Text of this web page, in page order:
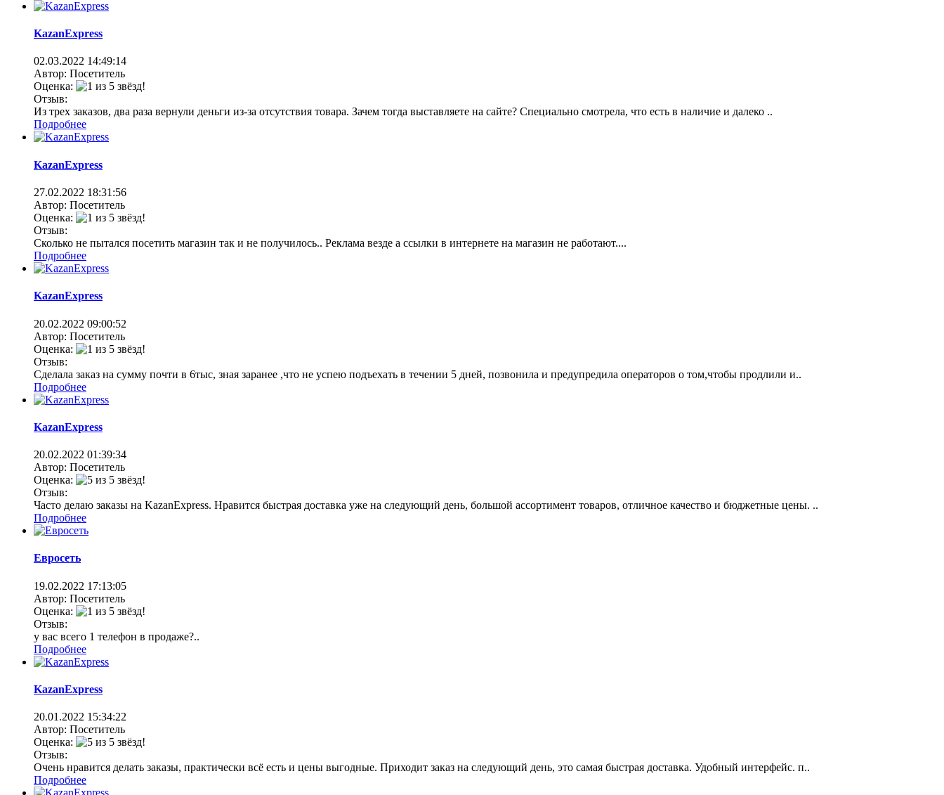
KazanExpress
02.03.2022 14:49:14
Автор: Посетитель
Оценка:
Отзыв:
Из трех заказов, два раза вернули деньги из-за отсутствия товара. Зачем тогда выставляете на сайте? Специально смотрела, что есть в наличие и далеко ..
Подробнее
KazanExpress
27.02.2022 18:31:56
Автор: Посетитель
Оценка:
Отзыв:
Сколько не пытался посетить магазин так и не получилось.. Реклама везде а ссылки в интернете на магазин не работают....
Подробнее
KazanExpress
20.02.2022 09:00:52
Автор: Посетитель
Оценка:
Отзыв:
Сделала заказ на сумму почти в 6тыс, зная заранее ,что не успею подъехать в течении 5 дней, позвонила и предупредила операторов о том,чтобы продлили и..
Подробнее
KazanExpress
20.02.2022 01:39:34
Автор: Посетитель
Оценка:
Отзыв:
Часто делаю заказы на KazanExpress. Нравится быстрая доставка уже на следующий день, большой ассортимент товаров, отличное качество и бюджетные цены. ..
Подробнее
Евросеть
19.02.2022 17:13:05
Автор: Посетитель
Оценка:
Отзыв:
у вас всего 1 телефон в продаже?..
Подробнее
KazanExpress
20.01.2022 15:34:22
Автор: Посетитель
Оценка:
Отзыв:
Очень нравится делать заказы, практически всё есть и цены выгодные. Приходит заказ на следующий день, это самая быстрая доставка. Удобный интерфейс. п..
Подробнее